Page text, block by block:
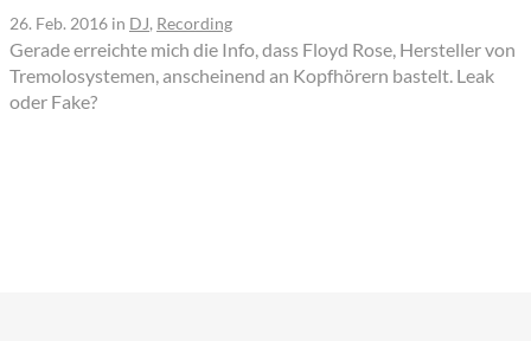
26. Feb. 2016 in DJ, Recording
Gerade erreichte mich die Info, dass Floyd Rose, Hersteller von
Tremolosystemen, anscheinend an Kopfhörern bastelt. Leak
oder Fake?